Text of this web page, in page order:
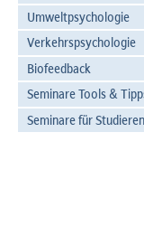
Umweltpsychologie
Verkehrspsychologie
Biofeedback
Seminare Tools &
Seminare für